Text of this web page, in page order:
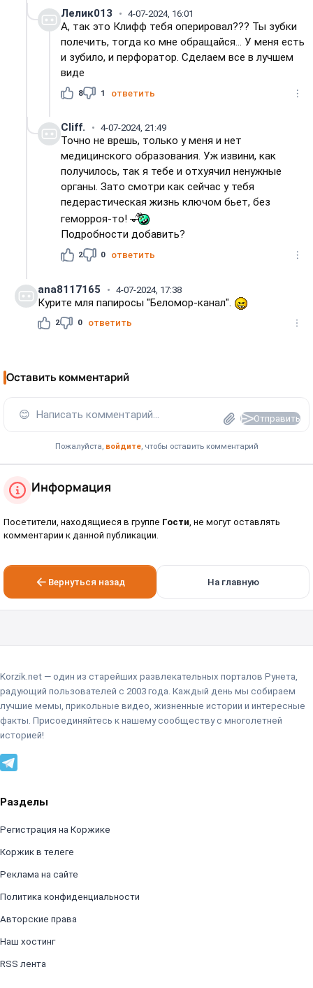
Лелик013 4-07-2024, 16:01
А, так это Клифф тебя оперировал??? Ты зубки
полечить, тогда ко мне обращайся... У меня есть
и зубило, и перфоратор. Сделаем все в лучшем
виде
8 1 ответить
Cliff. 4-07-2024, 21:49
Точно не врешь, только у меня и нет
медицинского образования. Уж извини, как
получилось, так я тебе и отхуячил ненужные
органы. Зато смотри как сейчас у тебя
педерастическая жизнь ключом бьет, без
геморроя-то!
Подробности добавить?
2 0 ответить
ana8117165 4-07-2024, 17:38
Курите мля папиросы "Беломор-канал".
2 0 ответить
Оставить комментарий
😊 Написать комментарий... Отправить
Пожалуйста, войдите, чтобы оставить комментарий
Информация
Посетители, находящиеся в группе Гости, не могут оставлять
комментарии к данной публикации.
Вернуться назад На главную
Korzik.net — один из старейших развлекательных порталов Рунета,
радующий пользователей с 2003 года. Каждый день мы собираем
лучшие мемы, прикольные видео, жизненные истории и интересные
факты. Присоединяйтесь к нашему сообществу с многолетней
историей!
Разделы
Регистрация на Коржике
Коржик в телеге
Реклама на сайте
Политика конфиденциальности
Авторские права
Наш хостинг
RSS лента